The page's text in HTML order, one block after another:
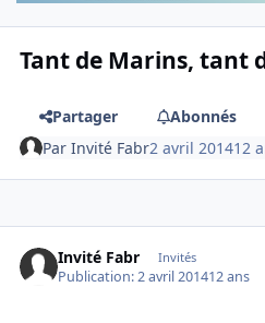
Tant de Marins, tant
Partager
Abonnés
ParInvité Fabr2 avril 201412
Invité Fabr Invités
Publication:2 avril 201412 ans